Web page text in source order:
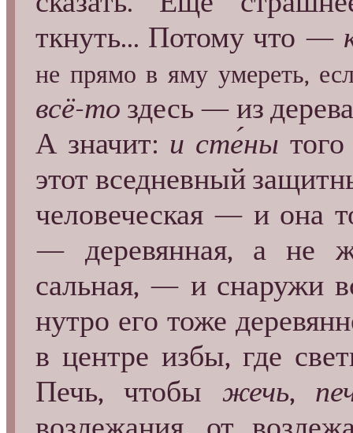
ткнуть... Потому что —
не прямо в яму умереть,
всё-то здесь — из
А значит: и сте́ны
этот вседневный
человеческая — и она
— деревянная, а не
сальная, — и снаружи
нутро его тоже
в центре избы, где
Печь, чтобыжечь,